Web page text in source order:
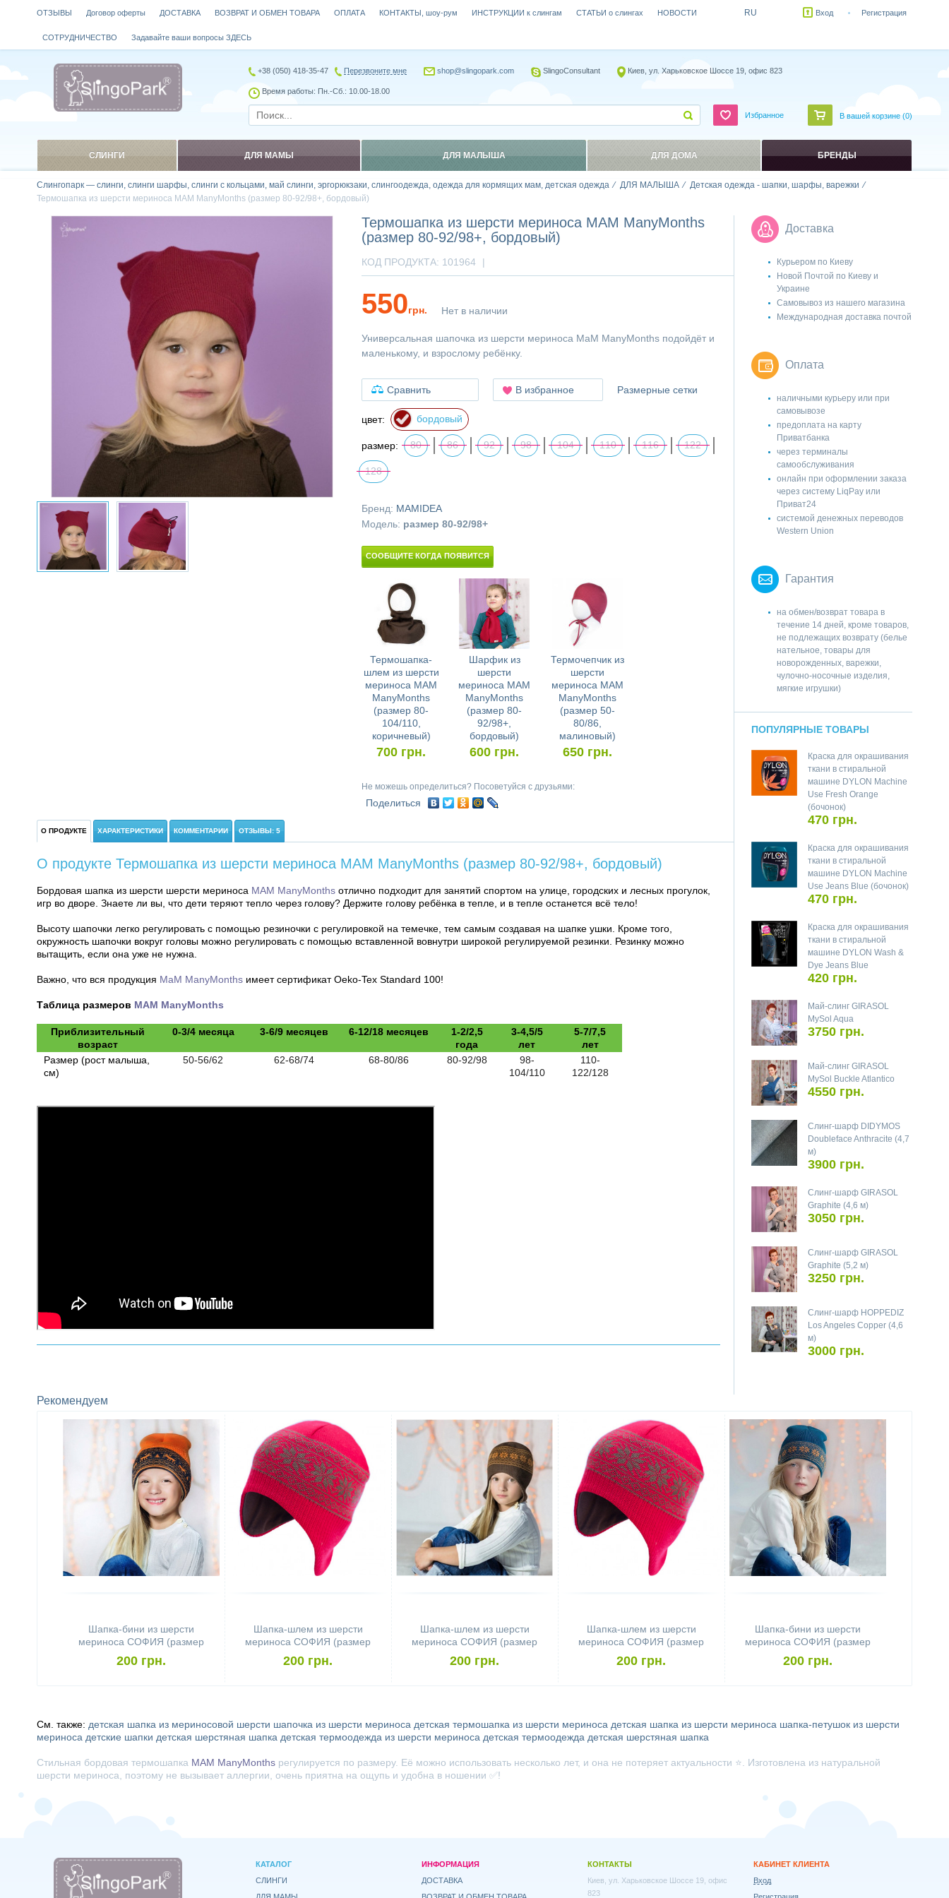
Слингопарк — слинги, слинги шарфы, слинги с кольцами, май слинги, эргорюкзаки, слингоодежда, одежда для кормящих мам, детская одежда ДЛЯ МАЛЫША
Детская одежда - шапки, шарфы, варежки
Термошапка из шерсти мериноса MAM ManyMonths (размер 80-92/98+, бордовый)
Термошапка из шерсти мериноса MAM ManyMonths
(размер 80-92/98+, бордовый)
КОД ПРОДУКТА: 101964 |
550грн. Нет в наличии
Универсальная шапочка из шерсти мериноса МаМ ManyMonths подойдёт и
маленькому, и взрослому ребёнку.
Сравнить В избранное Размерные сетки
цвет: бордовый
размер: 80 86 92 98 104 110 116 122
128
Бренд: MAMIDEA
Модель: размер 80-92/98+
СООБЩИТЕ КОГДА ПОЯВИТСЯ
Термошапка-
шлем из шерсти
мериноса MAM
ManyMonths
(размер 80-
104/110,
коричневый)
700 грн.
Шарфик из
шерсти
мериноса MAM
ManyMonths
(размер 80-
92/98+,
бордовый)
600 грн.
Термочепчик из
шерсти
мериноса MAM
ManyMonths
(размер 50-
80/86,
малиновый)
650 грн.
Не можешь определиться? Посоветуйся с друзьями:
Поделиться
О ПРОДУКТЕ ХАРАКТЕРИСТИКИ КОММЕНТАРИИ ОТЗЫВЫ: 5
О продукте Термошапка из шерсти мериноса MAM ManyMonths (размер 80-92/98+, бордовый)
Бордовая шапка из шерсти шерсти мериноса MAM ManyMonths отлично подходит для занятий спортом на улице, городских и лесных прогулок,
игр во дворе. Знаете ли вы, что дети теряют тепло через голову? Держите голову ребёнка в тепле, и в тепле останется всё тело!
Высоту шапочки легко регулировать с помощью резиночки с регулировкой на темечке, тем самым создавая на шапке ушки. Кроме того,
окружность шапочки вокруг головы можно регулировать с помощью вставленной вовнутри широкой регулируемой резинки. Резинку можно
вытащить, если она уже не нужна.
Важно, что вся продукция МаМ ManyMonths имеет сертификат Oeko-Tex Standard 100!
Таблица размеров MAM ManyMonths
Приблизительный
возраст
0-3/4 месяца 3-6/9 месяцев 6-12/18 месяцев
1-2/2,5
года
3-4,5/5
лет
5-7/7,5
лет
Размер (рост малыша,
см)
50-56/62 62-68/74 68-80/86 80-92/98
98-
104/110
110-
122/128
Доставка
Курьером по Киеву
Новой Почтой по Киеву и
Украине
Самовывоз из нашего магазина
Международная доставка почтой
Оплата
наличными курьеру или при
самовывозе
предоплата на карту
Приватбанка
через терминалы
самообслуживания
онлайн при оформлении заказа
через систему LiqPay или
Приват24
системой денежных переводов
Western Union
Гарантия
на обмен/возврат товара в
течение 14 дней, кроме товаров,
не подлежащих возврату (белье
нательное, товары для
новорожденных, варежки,
чулочно-носочные изделия,
мягкие игрушки)
ПОПУЛЯРНЫЕ ТОВАРЫ
Краска для окрашивания
ткани в стиральной
машине DYLON Machine
Use Fresh Orange
(бочонок)
470 грн.
Краска для окрашивания
ткани в стиральной
машине DYLON Machine
Use Jeans Blue (бочонок)
470 грн.
Краска для окрашивания
ткани в стиральной
машине DYLON Wash &
Dye Jeans Blue
420 грн.
Май-слинг GIRASOL
MySol Aqua
3750 грн.
Май-слинг GIRASOL
MySol Buckle Atlantico
4550 грн.
Слинг-шарф DIDYMOS
Doubleface Anthracite (4,7
м)
3900 грн.
Слинг-шарф GIRASOL
Graphite (4,6 м)
3050 грн.
Слинг-шарф GIRASOL
Graphite (5,2 м)
3250 грн.
Слинг-шарф HOPPEDIZ
Los Angeles Copper (4,6
м)
3000 грн.
Рекомендуем
Шапка-бини из шерсти
мериноса СОФИЯ (размер
44-48, оранжевый с
оленями)
200 грн.
Шапка-шлем из шерсти
мериноса СОФИЯ (размер
46-50, красный со
снежинками)
200 грн.
Шапка-шлем из шерсти
мериноса СОФИЯ (размер
50-54, коричневый с
оранжевыми снежинками)
200 грн.
Шапка-шлем из шерсти
мериноса СОФИЯ (размер
50-54, красный со
снежинками)
200 грн.
Шапка-бини из шерсти
мериноса СОФИЯ (размер
48-56, бирюзовый со
снежинками)
200 грн.
См. также: детская шапка из мериносовой шерсти шапочка из шерсти мериноса детская термошапка из шерсти мериноса детская шапка из шерсти мериноса шапка-петушок из шерсти
мериноса детские шапки детская шерстяная шапка детская термоодежда из шерсти мериноса детская термоодежда детская шерстяная шапка
Стильная бордовая термошапка MAM ManyMonths регулируется по размеру. Её можно использовать несколько лет, и она не потеряет актуальности ⭐. Изготовлена из натуральной
шерсти мериноса, поэтому не вызывает аллергии, очень приятна на ощупь и удобна в ношении ✅!
ОТЗЫВЫ Договор оферты ДОСТАВКА ВОЗВРАТ И ОБМЕН ТОВАРА ОПЛАТА КОНТАКТЫ, шоу-рум ИНСТРУКЦИИ к слингам СТАТЬИ о слингах НОВОСТИ
СОТРУДНИЧЕСТВО Задавайте ваши вопросы ЗДЕСЬ
RU Вход Регистрация
+38 (050) 418-35-47 Перезвоните мне shop@slingopark.com SlingoConsultant Киев, ул. Харьковское Шоссе 19, офис 823
Время работы: Пн.-Сб.: 10.00-18.00
Избранное В вашей корзине (0)
СЛИНГИ ДЛЯ МАМЫ ДЛЯ МАЛЫША ДЛЯ ДОМА БРЕНДЫ
КАТАЛОГ
СЛИНГИ
ИНФОРМАЦИЯ
ДОСТАВКА
КОНТАКТЫ
Киев, ул. Харьковское Шоссе 19, офис
823
КАБИНЕТ КЛИЕНТА
Вход